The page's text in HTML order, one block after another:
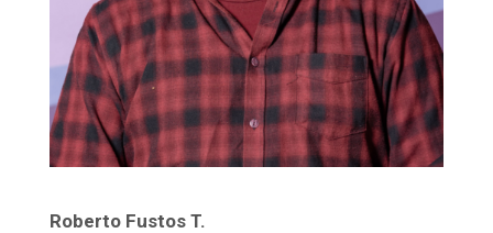
Roberto Fustos T.